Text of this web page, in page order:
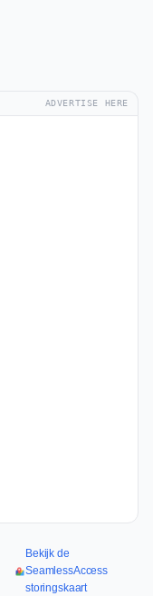
ADVERTISE HERE
Bekijk de
SeamlessAccess
storingskaart